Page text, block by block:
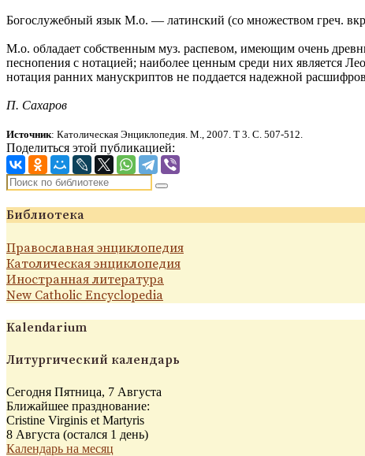
Богослужебный язык М.о. — латинский (со множеством греч.
М.о. обладает собственным муз. распевом, имеющим очень
песнопения с нотацией; наиболее ценным среди них является
нотация ранних манускриптов не поддается надежной
П. Сахаров
Источник: Католическая Энциклопедия. М., 2007. Т 3. С. 507-512.
Поделиться этой публикацией:
Библиотека
Православная энциклопедия
Католическая энциклопедия
Иностранная литература
New Catholic Encyclopedia
Kalendarium
Литургический календарь
Сегодня Пятница, 7 Августа
Ближайшее празднование:
Cristine Virginis et Martyris
8 Августа (остался 1 день)
Календарь на месяц